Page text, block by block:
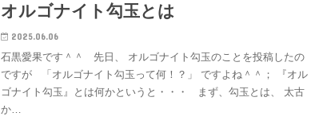
オルゴナイト勾玉とは
2025.06.06
石黒愛果です＾＾ 先日、 オルゴナイト勾玉のことを投稿したの
ですが 「オルゴナイト勾玉って何！？」 ですよね＾＾； 『オル
ゴナイト勾玉』とは何かというと・・・ ​ ​ まず、勾玉とは、 太古
か…